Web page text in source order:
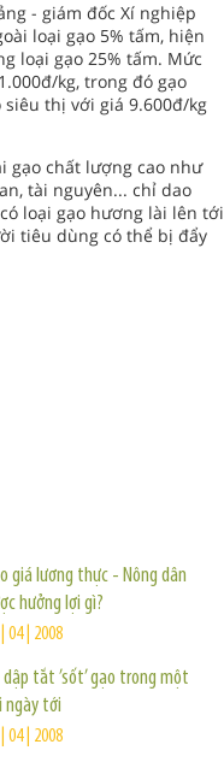
- giám đốc Xí nghiệp
loại gạo 5% tấm, hiện
loại gạo 25% tấm. Mức
kg, trong đó gạo
thị với giá 9.600đ/kg
gạo chất lượng cao như
tài nguyên... chỉ dao
loại gạo hương lài lên tới
tiêu dùng có thể bị đẩy
giá lương thực - Nông dân
hưởng lợi gì?
04 | 2008
dập tắt ’sốt’ gạo trong một
ngày tới
04 | 2008